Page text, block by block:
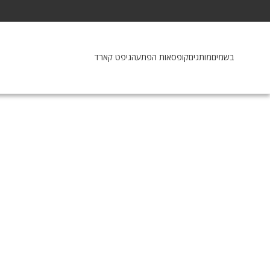
ל
ן
בשמיםמותגיםקופסאות הפתעהגיפט קארד